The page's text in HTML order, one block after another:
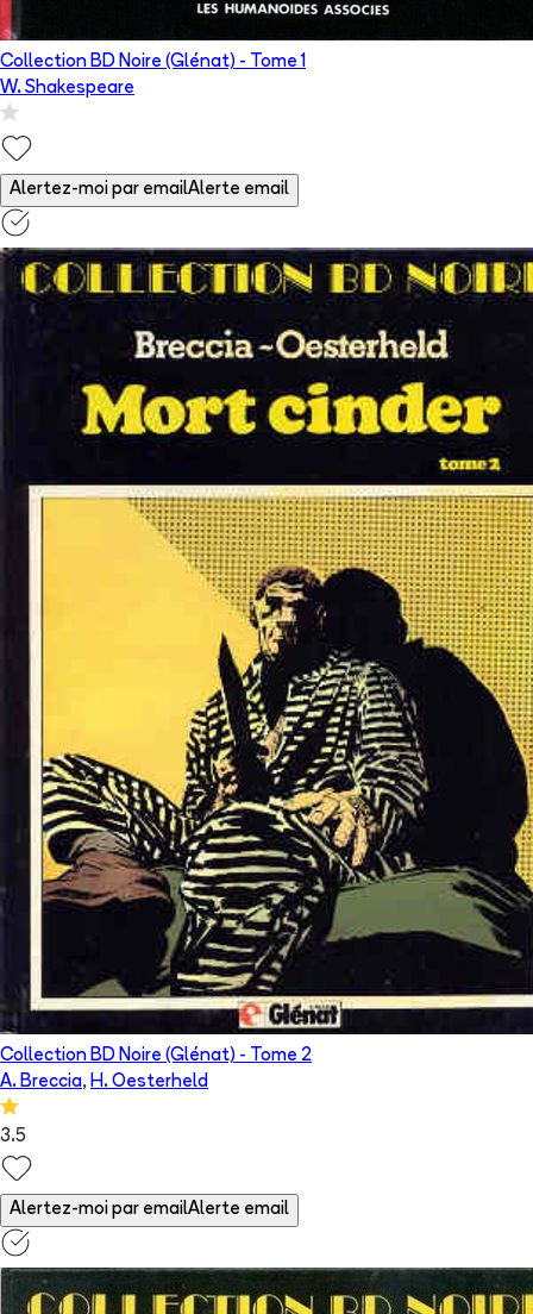
Collection BD Noire (Glénat) - Tome 1
W. Shakespeare
Alertez-moi par emailAlerte email
Collection BD Noire (Glénat) - Tome 2
A. Breccia, H. Oesterheld
3.5
Alertez-moi par emailAlerte email